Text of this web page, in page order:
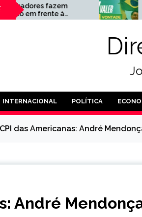
Flávio Bolsonaro
live para
nomes que vai
INTERNACIONAL POLÍTICA
CPI das Americanas: André
André